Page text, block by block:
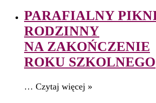
PARAFIALNY
RODZINNY
NA ZAKOŃCZENIE
ROKU SZKOLNEGO
… Czytaj więcej »